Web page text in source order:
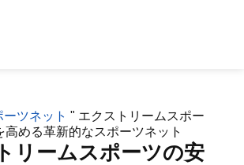
ーツネット " エクストリームスポー
高める革新的なスポーツネット
リームスポーツの安